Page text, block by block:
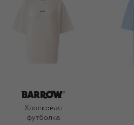
Хлопковая
футболка